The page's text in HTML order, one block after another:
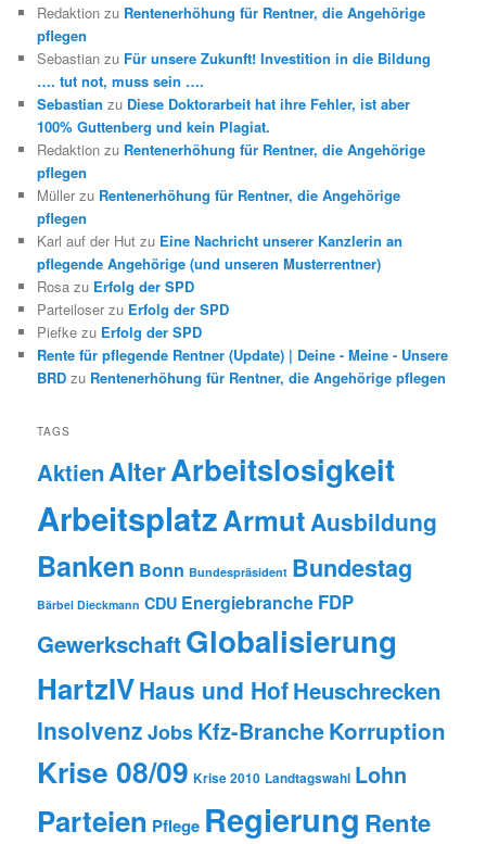
Redaktion zu Rentenerhöhung für Rentner, die Angehörige
pflegen
Sebastian zu Für unsere Zukunft! Investition in die Bildung
…. tut not, muss sein ….
Sebastian zu Diese Doktorarbeit hat ihre Fehler, ist aber
100% Guttenberg und kein Plagiat.
Redaktion zu Rentenerhöhung für Rentner, die Angehörige
pflegen
Müller zu Rentenerhöhung für Rentner, die Angehörige
pflegen
Karl auf der Hut zu Eine Nachricht unserer Kanzlerin an
pflegende Angehörige (und unseren Musterrentner)
Rosa zu Erfolg der SPD
Parteiloser zu Erfolg der SPD
Piefke zu Erfolg der SPD
Rente für pflegende Rentner (Update) | Deine - Meine - Unsere
BRD zu Rentenerhöhung für Rentner, die Angehörige pflegen
TAGS
AktienAlterArbeitslosigkeit
ArbeitsplatzArmutAusbildung
Banken Bonn Bundespräsident Bundestag
Bärbel Dieckmann CDU Energiebranche FDP
GewerkschaftGlobalisierung
HartzIVHaus und HofHeuschrecken
Insolvenz Jobs Kfz-BrancheKorruption
Krise 08/09 Krise 2010 Landtagswahl Lohn
Parteien Pflege Regierung Rente